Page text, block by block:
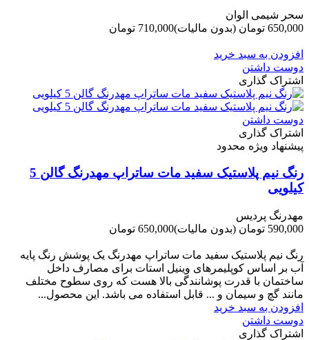
سحر شیمی الوان
650,000 تومان
(بدون مالیات)710,000 تومان
افزودن به سبد خرید
دوست داشتن
اشتراک گذاری
دوست داشتن
اشتراک گذاری
پیشنهاد ویژه محدود
رنگ نیم پلاستیک سفید مات ساتراپ مهدرنگ گالن 5
کیلویی
مهدرنگ پردیس
590,000 تومان
(بدون مالیات)650,000 تومان
رنگ نیم پلاستیک سفید مات ساتراپ مهدرنگ یک پوشش رنگ پایه
آب بر اساس کوپلیمرهای وینیل استات برای مصارف داخل
ساختمان با قدرت پوشانندگی بالا هست که روی سطوح مختلف
مانند گچ و سیمان و ... قابل استفاده می باشد. این محصول...
افزودن به سبد خرید
دوست داشتن
اشتراک گذاری